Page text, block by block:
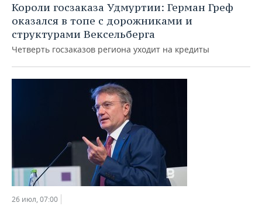
Короли госзаказа Удмуртии: Герман Греф
оказался в топе с дорожниками и
структурами Вексельберга
Четверть госзаказов региона уходит на кредиты
26 июл, 07:00